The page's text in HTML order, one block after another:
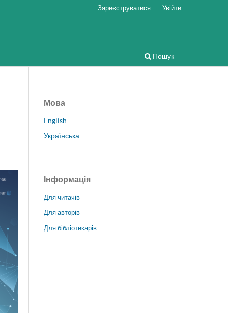
Пошук
Зареєструватися Увійти
Мова
English
Українська
Інформація
Для читачів
Для авторів
Для бібліотекарів